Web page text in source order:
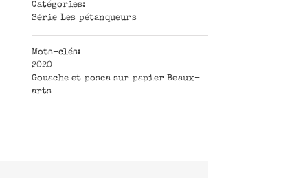
Catégories:
Série Les pétanqueurs
Mots-clés:
2020
Gouache et posca sur papier Beaux-
arts